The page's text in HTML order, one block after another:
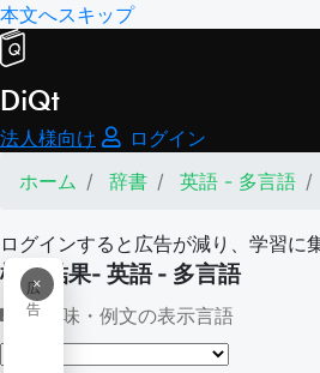
本文へスキップ
DiQt
法人様向け
ログイン
ホーム
辞書 英語 - 多言語
ログインすると広告が減り、学習に
×
広
告
検索結果- 英語 - 多言語
意味・例文の表示言語